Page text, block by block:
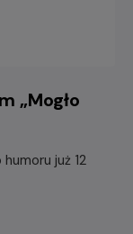
„Mogło
już 12